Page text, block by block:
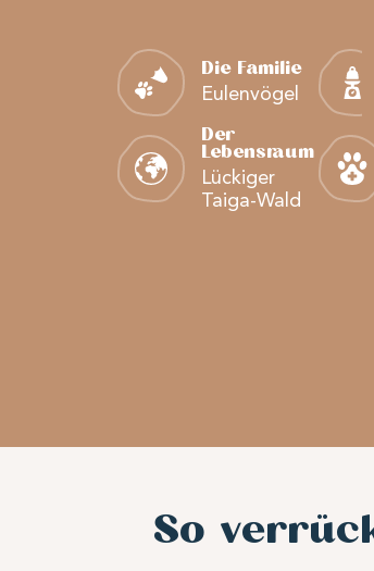
Die Familie
Eulenvögel
Der
Lebensraum
Lückiger
Taiga-Wald
So